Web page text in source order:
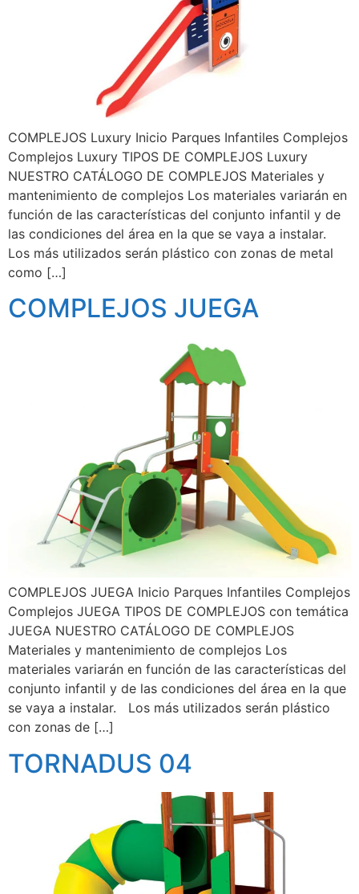
COMPLEJOS Luxury Inicio Parques Infantiles Complejos
Complejos Luxury TIPOS DE COMPLEJOS Luxury
NUESTRO CATÁLOGO DE COMPLEJOS Materiales y
mantenimiento de complejos Los materiales variarán en
función de las características del conjunto infantil y de
las condiciones del área en la que se vaya a instalar.
Los más utilizados serán plástico con zonas de metal
como […]
COMPLEJOS JUEGA
COMPLEJOS JUEGA Inicio Parques Infantiles Complejos
Complejos JUEGA TIPOS DE COMPLEJOS con temática
JUEGA NUESTRO CATÁLOGO DE COMPLEJOS
Materiales y mantenimiento de complejos Los
materiales variarán en función de las características del
conjunto infantil y de las condiciones del área en la que
se vaya a instalar. Los más utilizados serán plástico
con zonas de […]
TORNADUS 04